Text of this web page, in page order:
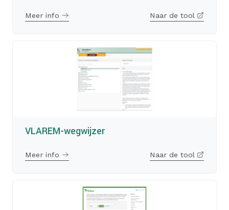
Meer info Naar de tool
VLAREM-wegwijzer
Meer info Naar de tool